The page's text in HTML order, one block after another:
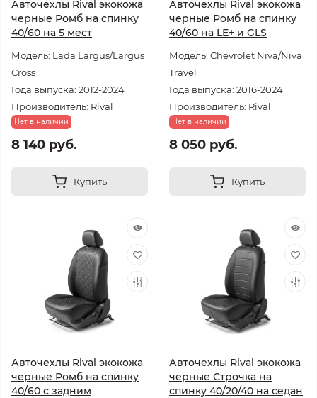
Авточехлы Rival экокожа
черные Ромб на спинку
40/60 на 5 мест
Модель: Lada Largus/Largus
Cross
Года выпуска: 2012-2024
Производитель: Rival
Нет в наличии
8 140 руб.
Купить
Авточехлы Rival экокожа
черные Ромб на спинку
40/60 на LE+ и GLS
Модель: Chevrolet Niva/Niva
Travel
Года выпуска: 2016-2024
Производитель: Rival
Нет в наличии
8 050 руб.
Купить
Авточехлы Rival экокожа
черные Ромб на спинку
40/60 с задним
Авточехлы Rival экокожа
черные Строчка на
спинку 40/20/40 на седан